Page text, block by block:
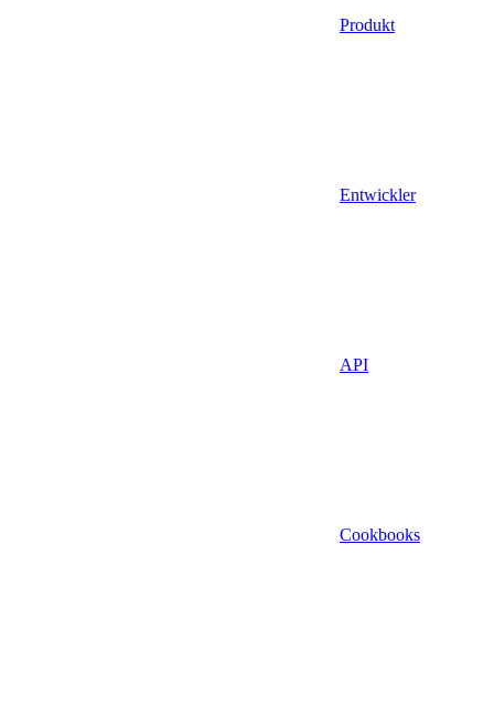
Produkt
Entwickler
API
Cookbooks